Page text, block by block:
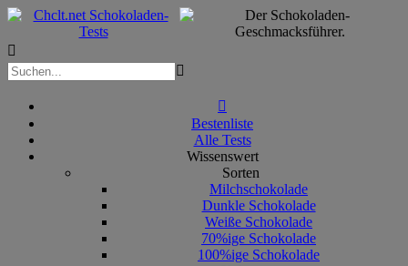



Bestenliste
Alle Tests
Wissenswert
Sorten
Milchschokolade
Dunkle Schokolade
Weiße Schokolade
70%ige Schokolade
100%ige Schokolade